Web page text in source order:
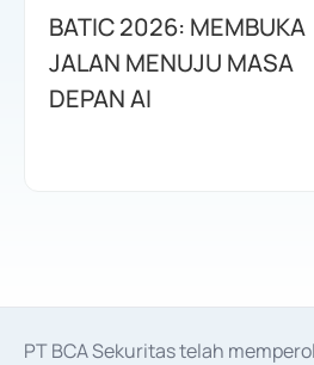
BATIC 2026: MEMBUKA
JALAN MENUJU MASA
DEPAN AI
PT BCA Sekuritas telah